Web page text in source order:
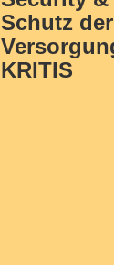
Schutz der
KRITIS